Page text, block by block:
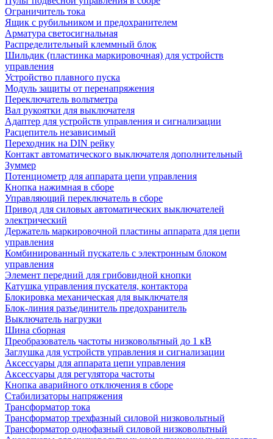
Ограничитель тока
Ящик с рубильником и предохранителем
Арматура светосигнальная
Распределительный клеммный блок
Шильдик (пластинка маркировочная) для устройств
управления
Устройство плавного пуска
Модуль защиты от перенапряжения
Переключатель вольтметра
Вал рукоятки для выключателя
Адаптер для устройств управления и сигнализации
Расцепитель независимый
Переходник на DIN рейку
Контакт автоматического выключателя дополнительный
Зуммер
Потенциометр для аппарата цепи управления
Кнопка нажимная в сборе
Управляющий переключатель в сборе
Привод для силовых автоматических выключателей
электрический
Держатель маркировочной пластины аппарата для цепи
управления
Комбинированный пускатель с электронным блоком
управления
Элемент передний для грибовидной кнопки
Катушка управления пускателя, контактора
Блокировка механическая для выключателя
Блок-линия разъединитель предохранитель
Выключатель нагрузки
Шина сборная
Преобразователь частоты низковольтный до 1 кВ
Заглушка для устройств управления и сигнализации
Аксессуары для аппарата цепи управления
Аксессуары для регулятора частоты
Кнопка аварийного отключения в сборе
Стабилизаторы напряжения
Трансформатор тока
Трансформатор трехфазный силовой низковольтный
Трансформатор однофазный силовой низковольтный